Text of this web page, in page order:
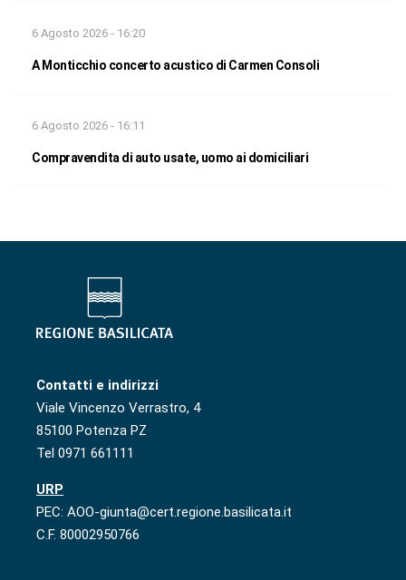
6 Agosto 2026 - 16:20
A Monticchio concerto acustico di Carmen Consoli
6 Agosto 2026 - 16:11
Compravendita di auto usate, uomo ai domiciliari
Contatti e indirizzi
Viale Vincenzo Verrastro, 4
85100 Potenza PZ
Tel 0971 661111
URP
PEC: AOO-giunta@cert.regione.basilicata.it
C.F. 80002950766